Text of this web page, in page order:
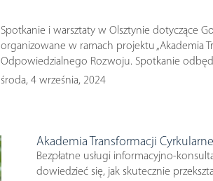
Spotkanie i warsztaty w Olsztynie dotyczące
organizowane w ramach projektu „Akademia
Odpowiedzialnego Rozwoju. Spotkanie
środa, 4 września, 2024
Akademia Transformacji
Bezpłatne usługi informacyjno-
dowiedzieć się, jak skutecznie